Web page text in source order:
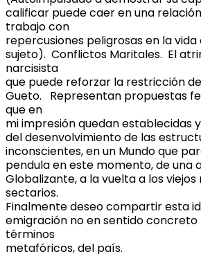
calificar puede caer en una
trabajo con
repercusiones peligrosas en la
sujeto). Conflictos Maritales. El
narcisista
que puede reforzar la restricción
Gueto. Representan propuestas
que en
mi impresión quedan establecidas
del desenvolvimiento de las
inconscientes, en un Mundo que
pendula en este momento, de una
Globalizante, a la vuelta a los
sectarios.
Finalmente deseo compartir esta
emigración no en sentido concreto
términos
metafóricos, del país.